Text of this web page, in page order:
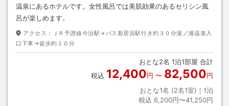
温泉にあるホテルです。女性風呂では美肌効果のあるセリシン風
呂が楽しめます。
アクセス：
ＪＲ予讃線今治駅→バス新居浜駅行き約３０分湯ノ浦温泉入
口下車→徒歩約１０分
おとな2名 1泊1部屋 合計
税込 12,400円 〜 82,500円
おとな1名 (2名1室)｜ 1泊
税込 6,200円〜41,250円